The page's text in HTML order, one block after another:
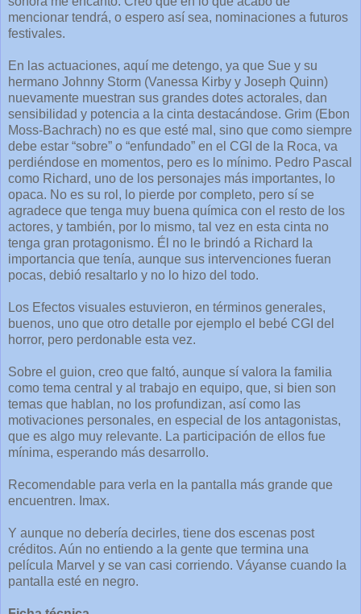
mencionar tendrá, o espero así sea, nominaciones a futuros
festivales.
En las actuaciones, aquí me detengo, ya que Sue y su
hermano Johnny Storm (Vanessa Kirby y Joseph Quinn)
nuevamente muestran sus grandes dotes actorales, dan
sensibilidad y potencia a la cinta destacándose. Grim (Ebon
Moss-Bachrach) no es que esté mal, sino que como siempre
debe estar “sobre” o “enfundado” en el CGI de la Roca, va
perdiéndose en momentos, pero es lo mínimo. Pedro Pascal
como Richard, uno de los personajes más importantes, lo
opaca. No es su rol, lo pierde por completo, pero sí se
agradece que tenga muy buena química con el resto de los
actores, y también, por lo mismo, tal vez en esta cinta no
tenga gran protagonismo. Él no le brindó a Richard la
importancia que tenía, aunque sus intervenciones fueran
pocas, debió resaltarlo y no lo hizo del todo.
Los Efectos visuales estuvieron, en términos generales,
buenos, uno que otro detalle por ejemplo el bebé CGI del
horror, pero perdonable esta vez.
Sobre el guion, creo que faltó, aunque sí valora la familia
como tema central y al trabajo en equipo, que, si bien son
temas que hablan, no los profundizan, así como las
motivaciones personales, en especial de los antagonistas,
que es algo muy relevante. La participación de ellos fue
mínima, esperando más desarrollo.
Recomendable para verla en la pantalla más grande que
encuentren. Imax.
Y aunque no debería decirles, tiene dos escenas post
créditos. Aún no entiendo a la gente que termina una
película Marvel y se van casi corriendo. Váyanse cuando la
pantalla esté en negro.